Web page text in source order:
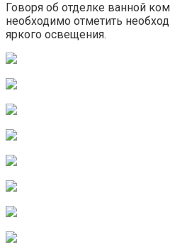
Говоря об отделке ванной
необходимо отметить
яркого освещения.